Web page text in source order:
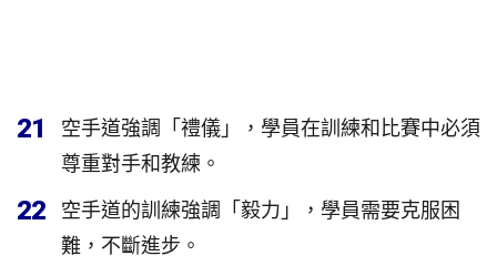
21
空手道強調「禮儀」，學員在訓練和比賽中必須
尊重對手和教練。
22
空手道的訓練強調「毅力」，學員需要克服困
難，不斷進步。